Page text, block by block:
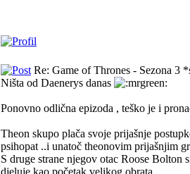
Re: Game of Thrones - Sezona 3
Ništa od Daenerys danas
Ponovno odlična epizoda , teško je i
Theon skupo plača svoje prijašnje
psihopat ..i unatoč theonovim prijašnjim
S druge strane njegov otac Roose Bolton
djeluje kao početak velikog obrata